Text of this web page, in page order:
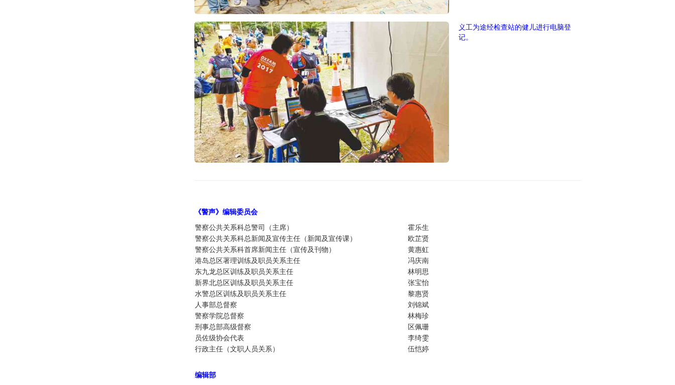
义工为途经检查站的健儿进行电脑登
记。
《警声》编辑委员会
警察公共关系科总警司（主席）
霍乐生
警察公共关系科总新闻及宣传主任（新闻及宣传课）
欧芷贤
警察公共关系科首席新闻主任（宣传及刊物）
黄惠虹
港岛总区署理训练及职员关系主任
冯庆南
东九龙总区训练及职员关系主任
林明思
新界北总区训练及职员关系主任
张宝怡
水警总区训练及职员关系主任
黎惠贤
人事部总督察
刘锦斌
警察学院总督察
林梅珍
刑事总部高级督察
区佩珊
员佐级协会代表
李绮雯
行政主任（文职人员关系）
伍恺婷
编辑部